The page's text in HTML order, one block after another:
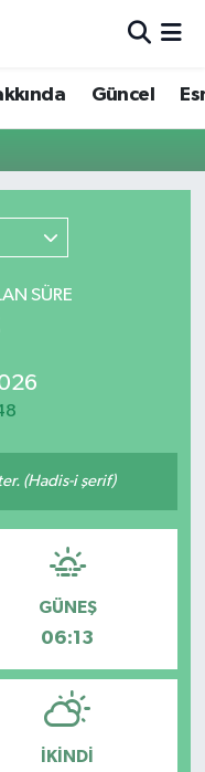
Güncel
SÜRE
(Hadis-i şerif)
GÜNEŞ
06:13
İKINDI
Fikstür